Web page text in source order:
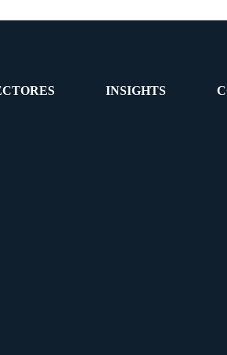
INSIGHTS